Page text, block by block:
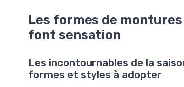
Les formes de
font sensation
Les incontournables de la
formes et styles à adopter